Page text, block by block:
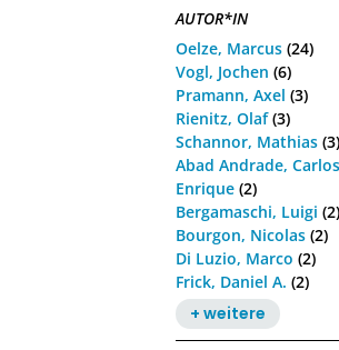
AUTOR*IN
Oelze, Marcus (24)
Vogl, Jochen (6)
Pramann, Axel (3)
Rienitz, Olaf(3)
Schannor, Mathias (3)
Abad Andrade, Carlos
Enrique (2)
Bergamaschi, Luigi (2)
Bourgon, Nicolas (2)
Di Luzio, Marco (2)
Frick, Daniel A. (2)
+ weitere